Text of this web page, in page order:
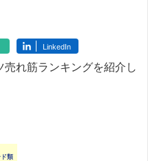
LinkedIn
れ筋ランキングを紹介し
類